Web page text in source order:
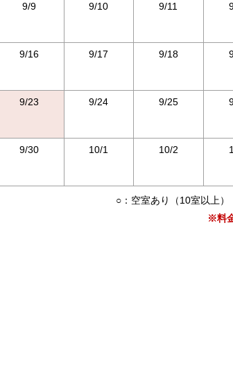
9/9 9/10 9/11
9/16 9/17 9/18
9/23 9/24 9/25
9/30 10/1 10/2
○：空室あり（10室以上
※料